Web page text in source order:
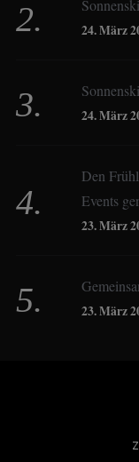
Christoph Schrahe
Derk Hoberg
Dominique Schroller
24. März
24. März
Den
Events
23. März
23. März